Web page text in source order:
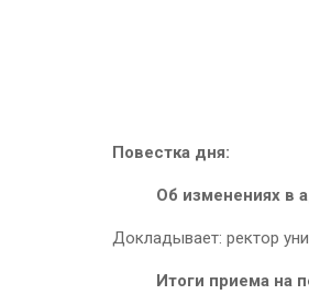
Повестка дня:
Об изменениях в
Докладывает: ректор
Итоги приема на